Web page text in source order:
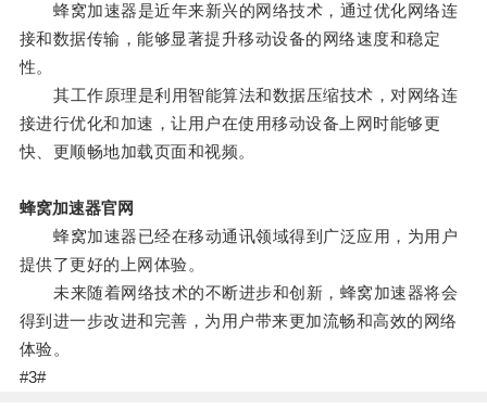
蜂窝加速器是近年来新兴的网络技术，通过优化网络连
接和数据传输，能够显著提升移动设备的网络速度和稳定
性。
其工作原理是利用智能算法和数据压缩技术，对网络连
接进行优化和加速，让用户在使用移动设备上网时能够更
快、更顺畅地加载页面和视频。
蜂窝加速器官网
蜂窝加速器已经在移动通讯领域得到广泛应用，为用户
提供了更好的上网体验。
未来随着网络技术的不断进步和创新，蜂窝加速器将会
得到进一步改进和完善，为用户带来更加流畅和高效的网络
体验。
#3#